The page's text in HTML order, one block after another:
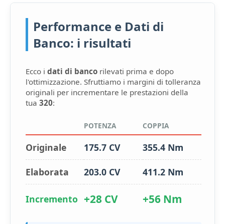
Performance e Dati di
Banco: i risultati
Ecco i dati di banco rilevati prima e dopo
l'ottimizzazione. Sfruttiamo i margini di tolleranza
originali per incrementare le prestazioni della
tua 320:
POTENZA COPPIA
Originale 175.7 CV 355.4 Nm
Elaborata 203.0 CV 411.2 Nm
Incremento +28 CV +56 Nm